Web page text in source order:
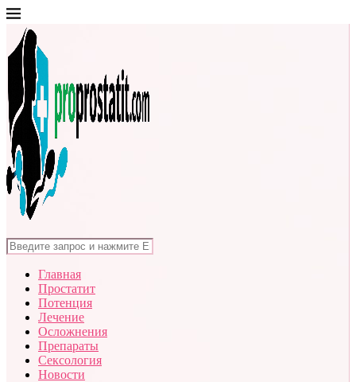
Главная
Простатит
Потенция
Лечение
Осложнения
Препараты
Сексология
Новости